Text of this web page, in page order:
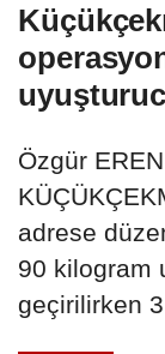
Özgür
adrese
90 kilogram
geçirilirken 3